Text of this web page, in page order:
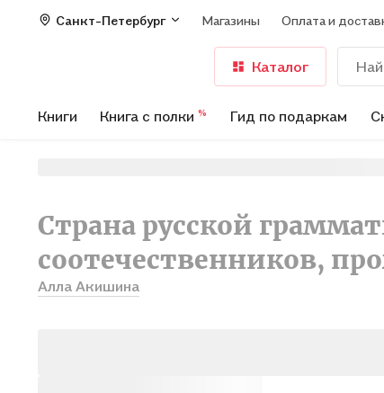
Санкт-Петербург Магазины Оплата и
Каталог
Книги Книга с полки % Гид по подаркам
Страна русской
соотечественников,
Алла Акишина